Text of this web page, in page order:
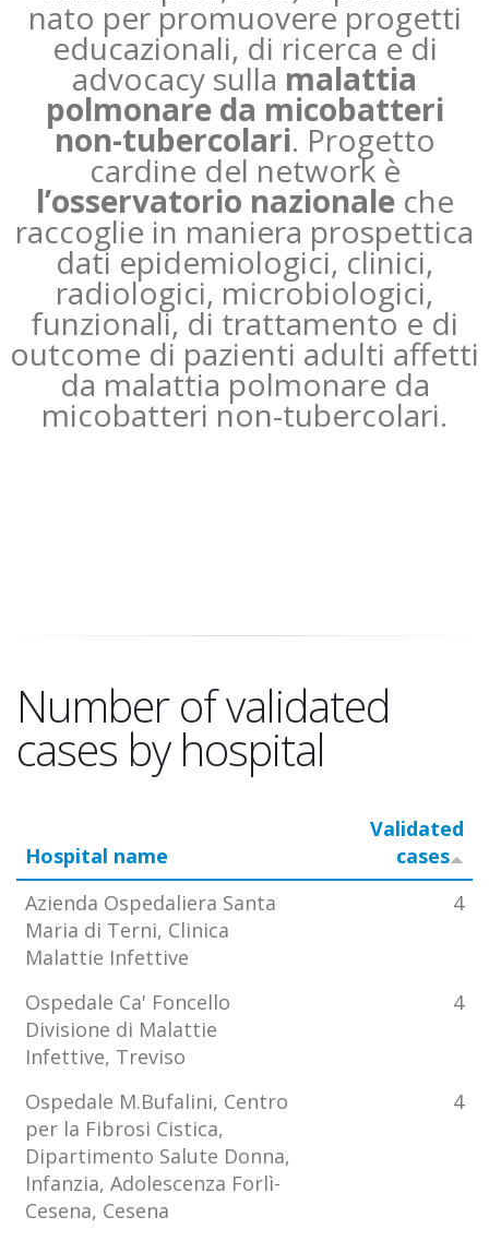
nato per promuovere progetti
educazionali, di ricerca e di
advocacy sulla malattia
polmonare da micobatteri
non-tubercolari. Progetto
cardine del network è
l’osservatorio nazionaleche
raccoglie in maniera prospettica
dati epidemiologici, clinici,
radiologici, microbiologici,
funzionali, di trattamento e di
outcome di pazienti adulti affetti
da malattia polmonare da
micobatteri non-tubercolari.
Number of validated
cases by hospital
Hospital name
Validated
cases
Azienda Ospedaliera Santa
Maria di Terni, Clinica
Malattie Infettive
4
Ospedale Ca' Foncello
Divisione di Malattie
Infettive, Treviso
4
Ospedale M.Bufalini, Centro
per la Fibrosi Cistica,
Dipartimento Salute Donna,
Infanzia, Adolescenza Forlì-
Cesena, Cesena
4